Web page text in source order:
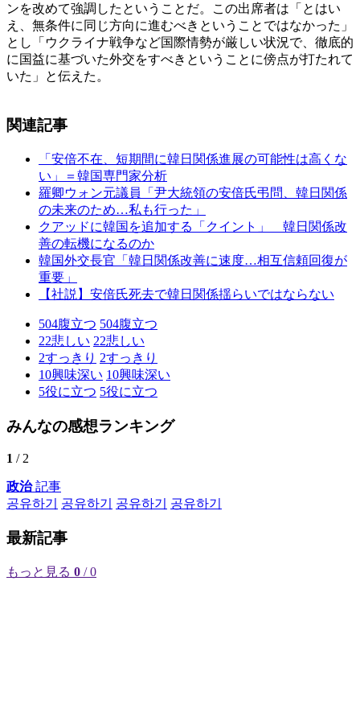
ンを改めて強調したということだ。この出席者は「とはい
え、無条件に同じ方向に進むべきということではなかった」
とし「ウクライナ戦争など国際情勢が厳しい状況で、徹底的
に国益に基づいた外交をすべきということに傍点が打たれて
いた」と伝えた。
関連記事
「安倍不在、短期間に韓日関係進展の可能性は高くな
い」＝韓国専門家分析
羅卿ウォン元議員「尹大統領の安倍氏弔問、韓日関係
の未来のため…私も行った」
クアッドに韓国を追加する「クイント」 韓日関係改
善の転機になるのか
韓国外交長官「韓日関係改善に速度…相互信頼回復が
重要」
【社説】安倍氏死去で韓日関係揺らいではならない
504腹立つ 504腹立つ
22悲しい 22悲しい
2すっきり 2すっきり
10興味深い 10興味深い
5役に立つ 5役に立つ
みんなの感想ランキング
1 / 2
政治記事
공유하기
공유하기 공유하기 공유하기
最新記事
もっと見る 0 / 0